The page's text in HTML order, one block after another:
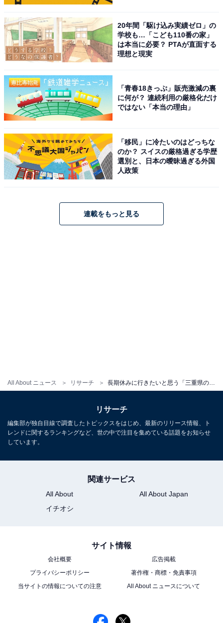
All About ニュース リサーチ
次ページ 8位までのランキング結果を見る
20年間「駆け込み実績ゼロ」の
学校も…「こども110番の家」
は本当に必要？ PTAが直面する
理想と現実
「青春18きっぷ」販売激減の裏
に何が？ 連続利用の厳格化だけ
ではない「本当の理由」
「移民」に冷たいのはどっちな
のか？ スイスの厳格過ぎる学歴
選別と、日本の曖昧過ぎる外国
人政策
連載をもっと見る
リサーチ
編集部が独自目線で調査したトピックスをはじめ、最新のリリース情報、ト
レンドに関するランキングなど、世の中で注目を集めている話題をお知らせ
しています。
関連サービス
All About
All About Japan
イチオシ
サイト情報
会社概要
広告掲載
プライバシーポリシー
著作権・商標・免責事項
当サイトの情報についての注意
All About ニュースについて